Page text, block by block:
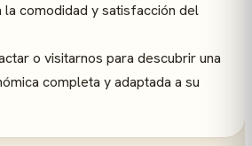
comodidad y satisfacción del
o visitarnos para descubrir una
completa y adaptada a su